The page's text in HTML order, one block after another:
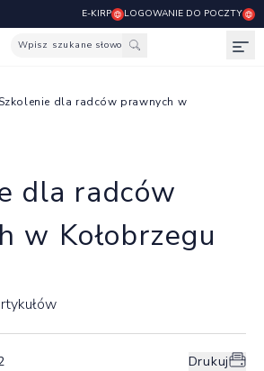
E-KIRP LOGOWANIE DO POCZTY
Wpisz szukane słowo
dla radców prawnych w
dla radców
w Kołobrzegu
Drukuj